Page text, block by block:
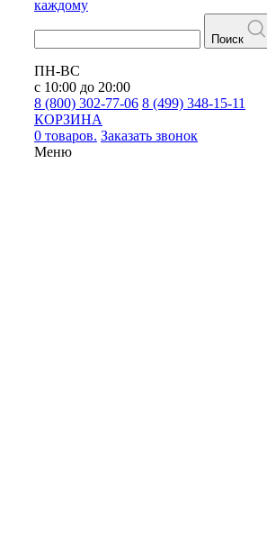
каждому
Поиск
ПН-ВС
с 10:00 до 20:00
8 (800) 302-77-06 8 (499) 348-15-11
КОРЗИНА
0 товаров. Заказать звонок
Меню